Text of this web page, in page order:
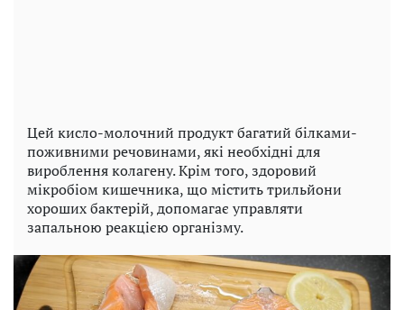
Цей кисло-молочний продукт багатий білками-
поживними речовинами, які необхідні для
вироблення колагену. Крім того, здоровий
мікробіом кишечника, що містить трильйони
хороших бактерій, допомагає управляти
запальною реакцією організму.